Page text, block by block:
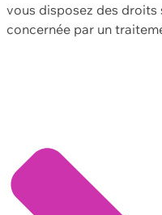
vous disposez des droits
concernée par un